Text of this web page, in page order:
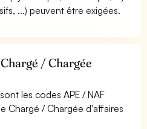
...) peuvent être exigées.
/ Chargée
les codes APE / NAF
Chargé / Chargée d'affaires